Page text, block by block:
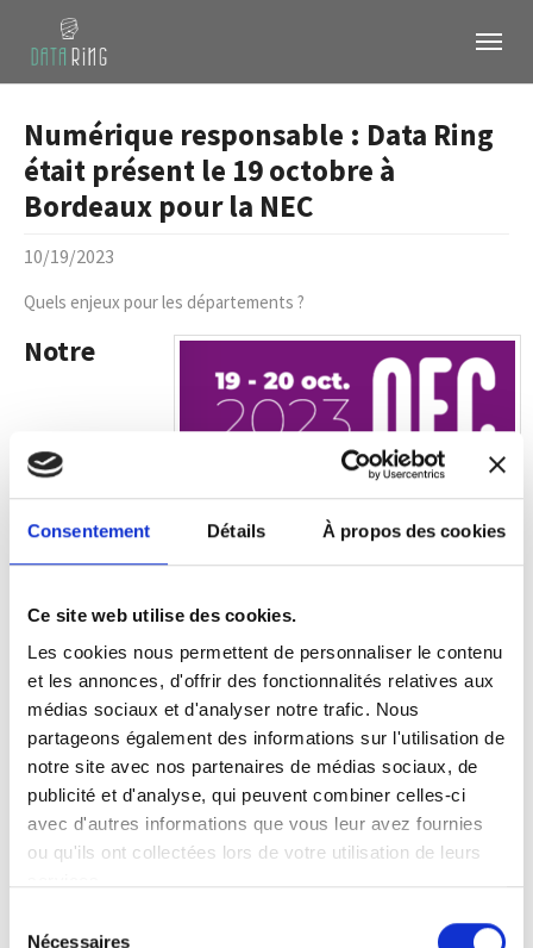
Consentement Détails À propos des cookies
Ce site web utilise des cookies.
Les cookies nous permettent de personnaliser le contenu
et les annonces, d'offrir des fonctionnalités relatives aux
médias sociaux et d'analyser notre trafic. Nous
partageons également des informations sur l'utilisation de
notre site avec nos partenaires de médias sociaux, de
publicité et d'analyse, qui peuvent combiner celles-ci
avec d'autres informations que vous leur avez fournies
ou qu'ils ont collectées lors de votre utilisation de leurs
Nécessaires
Skip to main content
Skip to page footer
Numérique responsable : Data Ring
était présent le 19 octobre à
Bordeaux pour la NEC
10/19/2023
Quels enjeux pour les départements ?
Notre
Présidente, France CHARRUYER,
managing partner et avocat associé au
partenaireALTIJ, s'est rendue à
Bordeaux pour assister à l'évènement
de l'association Numérique en
Commun[s], le 19 octobre.
L'occasion de retrouver notre partenaireDépartements de
Francepour un retour d'expérience à destination des
départements sur les enjeux du numérique responsable :
Comment agir collectivement pour construire un